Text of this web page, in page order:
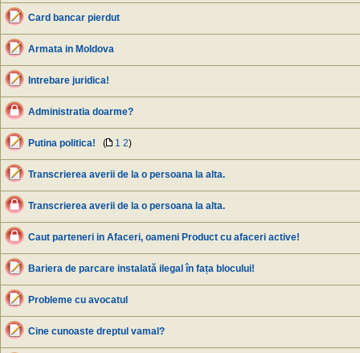
Card bancar pierdut
Armata in Moldova
Intrebare juridica!
Administratia doarme?
Putina politica! ( 1 2)
Transcrierea averii de la o persoana la alta.
Transcrierea averii de la o persoana la alta.
Caut parteneri in Afaceri, oameni Product cu afaceri active!
Bariera de parcare instalată ilegal în fața blocului!
Probleme cu avocatul
Cine cunoaste dreptul vamal?